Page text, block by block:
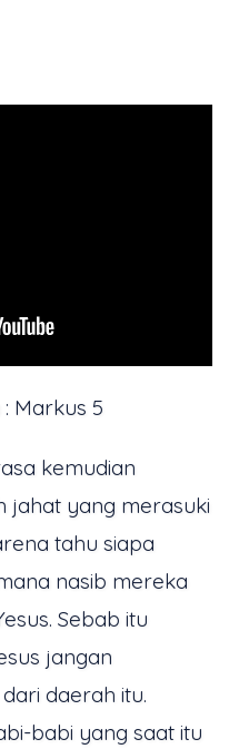
Markus 5
kemudian
jahat yang merasuki
tahu siapa
nasib mereka
Sebab itu
jangan
daerah itu.
babi yang saat itu